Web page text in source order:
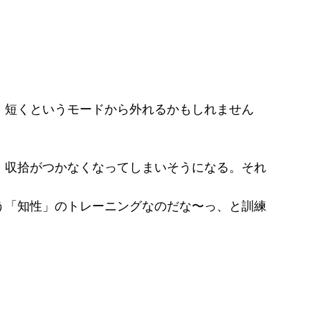
くというモードから外れるかもしれません
拾がつかなくなってしまいそうになる。それ
知性」のトレーニングなのだな〜っ、と訓練